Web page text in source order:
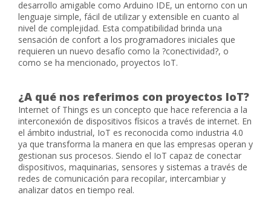
desarrollo amigable como Arduino IDE, un entorno con un
lenguaje simple, fácil de utilizar y extensible en cuanto al
nivel de complejidad. Esta compatibilidad brinda una
sensación de confort a los programadores iniciales que
requieren un nuevo desafío como la ?conectividad?, o
como se ha mencionado, proyectos IoT.
¿A qué nos referimos con proyectos IoT?
Internet of Things es un concepto que hace referencia a la
interconexión de dispositivos físicos a través de internet. En
el ámbito industrial, IoT es reconocida como industria 4.0
ya que transforma la manera en que las empresas operan y
gestionan sus procesos. Siendo el IoT capaz de conectar
dispositivos, maquinarias, sensores y sistemas a través de
redes de comunicación para recopilar, intercambiar y
analizar datos en tiempo real.